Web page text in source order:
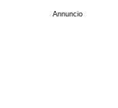
Annuncio